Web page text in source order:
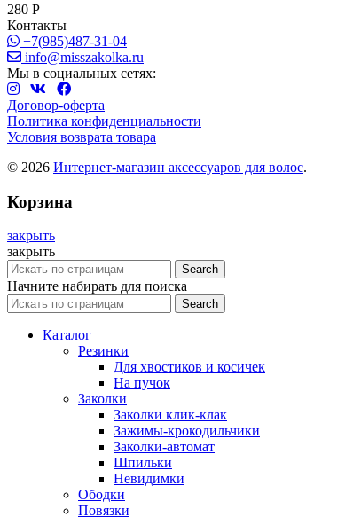
280 Р
Контакты
+7(985)487-31-04
info@misszakolka.ru
Мы в социальных сетях:
Договор-оферта
Политика конфиденциальности
Условия возврата товара
© 2026 Интернет-магазин аксессуаров для волос.
Корзина
закрыть
закрыть
Search
Начните набирать для поиска
Search
Каталог
Резинки
Для хвостиков и косичек
На пучок
Заколки
Заколки клик-клак
Зажимы-крокодильчики
Заколки-автомат
Шпильки
Невидимки
Ободки
Повязки